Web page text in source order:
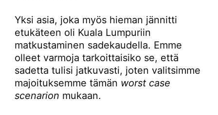
Yksi asia, joka myös hieman jännitti
etukäteen oli Kuala Lumpuriin
matkustaminen sadekaudella. Emme
olleet varmoja tarkoittaisiko se, että
sadetta tulisi jatkuvasti, joten valitsimme
majoituksemme tämän worst case
scenarion mukaan.